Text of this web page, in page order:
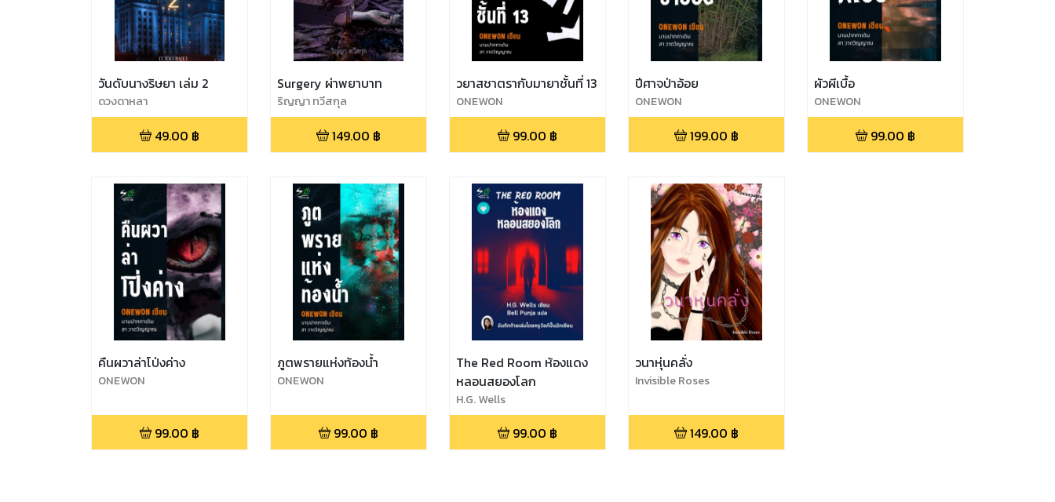
วันดับนางริษยา เล่ม 2
ดวงดาหลา
49.00 ฿
Surgery ผ่าพยาบาท
ริญญา ทวีสกุล
149.00 ฿
วยาสชาตรากับมายาชั้นที่ 13
ONEWON
99.00 ฿
ปีศาจป่าอ้อย
ONEWON
199.00 ฿
ผัวผีเบื้อ
ONEWON
99.00 ฿
คืนผวาล่าโป่งค่าง
ONEWON
99.00 ฿
ภูตพรายแห่งท้องน้ำ
ONEWON
99.00 ฿
The Red Room ห้องแดง
หลอนสยองโลก
H.G. Wells
99.00 ฿
วนาหุ่นคลั่ง
Invisible Roses
149.00 ฿